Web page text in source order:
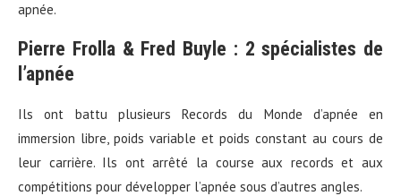
apnée.
Pierre Frolla & Fred Buyle : 2 spécialistes de
l’apnée
Ils ont battu plusieurs Records du Monde d’apnée en
immersion libre, poids variable et poids constant au cours de
leur carrière. Ils ont arrêté la course aux records et aux
compétitions pour développer l’apnée sous d’autres angles.